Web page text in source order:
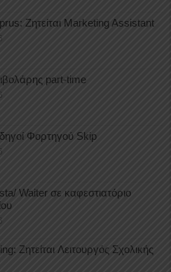
Ζητείται Marketing Assistant
part-time
Φορτηγού Skip
Waiter σε καφεστιατόριο
Ζητείται Λειτουργός Σχολικής